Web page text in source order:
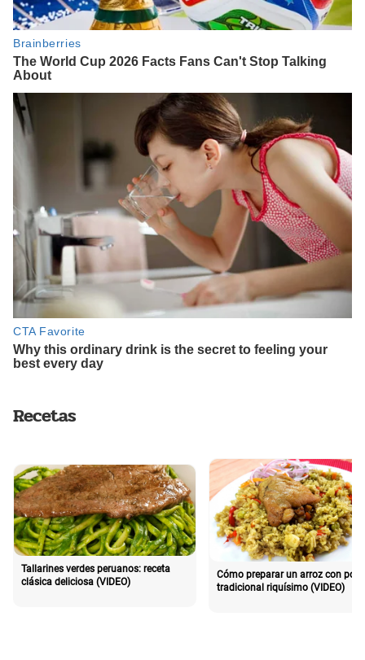
Recetas
Tallarines verdes peruanos: receta
clásica deliciosa (VIDEO)
Cómo preparar un arroz con pollo
tradicional riquísimo (VIDEO)